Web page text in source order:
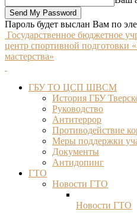
Пароль будет выслан Вам по
Государственное бюджетное
центр спортивной подготовки
мастерства»
ГБУ ТО ЦСП ШВСМ
История ГБУ
Руководство
Антитеррор
Противодействие
Меры поддержки
Документы
Антидопинг
ГТО
Новости ГТО
Новости ГТО